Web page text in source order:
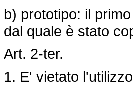
b) prototipo: il
dal quale è stato
Art. 2-ter.
1. E' vietato